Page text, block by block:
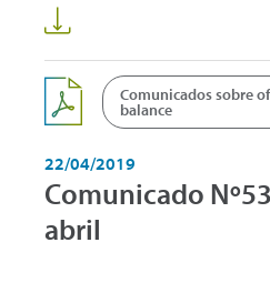
Comunicados sobre
balance
22/04/2019
Comunicado
abril